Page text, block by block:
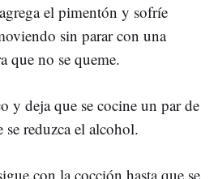
el pimentón y sofríe
sin parar con una
que no se queme.
y deja que se cocine un par de
se reduzca el alcohol.
con la cocción hasta que se